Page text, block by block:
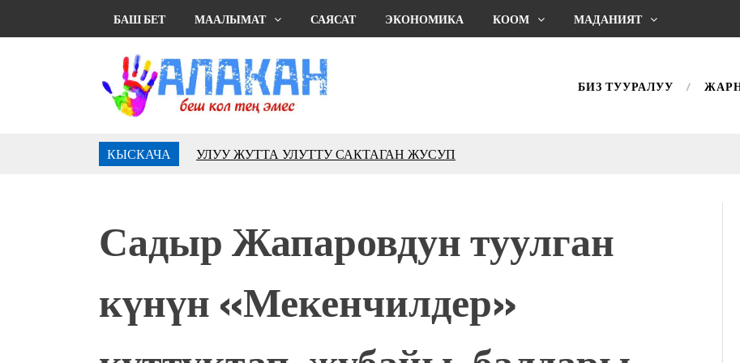
БАШ БЕТ МААЛЫМАТ САЯСАТ ЭКОНОМИКА КООМ МАДАНИЯТ
БИЗ ТУУРАЛУУ
КЫСКАЧА
УЛУУ ЖУТТА УЛУТТУ САКТАГАН ЖУСУП
Аида САЛЯНОВА: "Кыргыз шахмат союзунун
президенти болуп шайланышым сыймык жана чоң
жоопкерчилик!"
Садыр ЖАПАРОВ: “Айтматовдой адабият алпы чыгыш
үчүн, улуу көч уланышы үчүн журнал сөзсүз керек!”
“Китепкана түнγ-2026”: Психолог Мээрим Мураталиева
менен жолугушууга келиңиз! (Дарек. Видео)
Садыр Жапаровдун туулган
күнүн «Мекенчилдер»